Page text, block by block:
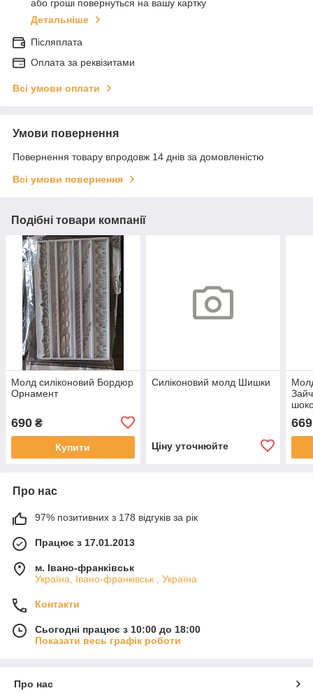
або гроші повернуться на вашу картку
Детальніше
Післяплата
Оплата за реквізитами
Всі умови оплати
Умови повернення
Повернення товару впродовж 14 днів за домовленістю
Всі умови повернення
Подібні товари компанії
Молд силіконовий Бордюр
Орнамент
690 ₴
Купити
Силіконовий молд Шишки
Ціну уточнюйте
669
Про нас
97% позитивних з 178 відгуків за рік
Працює з 17.01.2013
м. Івано-франківськ
Україна, Івано-франківськ , Україна
Контакти
Сьогодні працює з 10:00 до 18:00
Показати весь графік роботи
Про нас